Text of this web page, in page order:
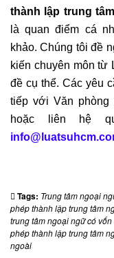
thành lập trung
là quan điểm cá
khảo. Chúng tôi đề
kiến chuyên môn từ
đề cụ thể. Các yêu
tiếp với Văn phòng
hoặc liên hệ
Tags: Trung tâm ngoại
phép thành lập trung tâm
trung tâm ngoại ngữ có
phép thành lập trung tâm
ngoài